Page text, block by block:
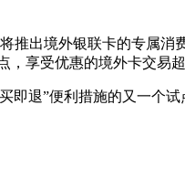
出境外银联卡的专属消
享受优惠的境外卡交易超
退”便利措施的又一个